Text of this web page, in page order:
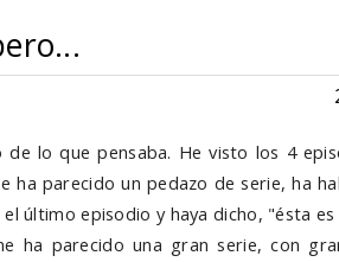
lo que pensaba. He visto los 4
ha parecido un pedazo de serie, ha
último episodio y haya dicho, "ésta
ha parecido una gran serie, con